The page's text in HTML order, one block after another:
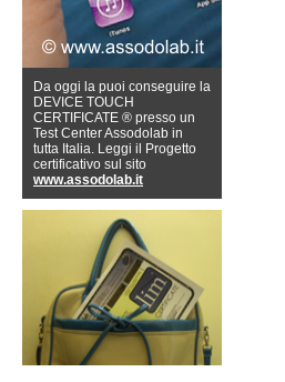
Da oggi la puoi conseguire la
DEVICE TOUCH
CERTIFICATE ® presso un
Test Center Assodolab in
tutta Italia. Leggi il Progetto
certificativo sul sito
www.assodolab.it